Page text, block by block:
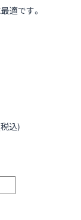
適です。
込)